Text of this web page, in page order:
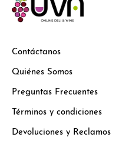
Contáctanos
Quiénes Somos
Preguntas Frecuentes
Términos y condiciones
Devoluciones y Reclamos